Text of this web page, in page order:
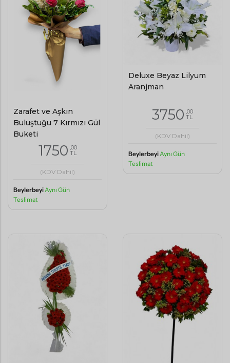
Zarafet ve Aşkın
Buluştuğu 7 Kırmızı Gül
Buketi
1750 ,00
TL
(KDV Dahil)
Beylerbeyi Aynı Gün
Teslimat
Deluxe Beyaz Lilyum
Aranjman
3750 ,00
TL
(KDV Dahil)
BeylerbeyiAynı Gün
Teslimat